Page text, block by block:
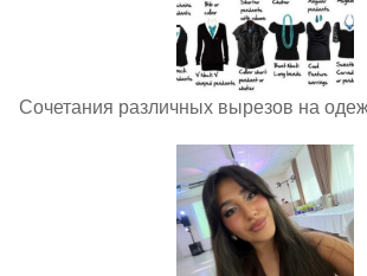
Сочетания различных вырезов на